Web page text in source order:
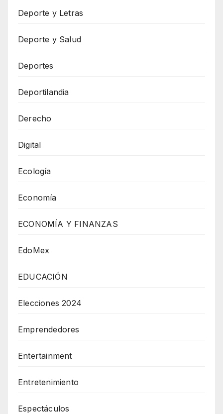
Deporte y Letras
Deporte y Salud
Deportes
Deportilandia
Derecho
Digital
Ecología
Economía
ECONOMÍA Y FINANZAS
EdoMex
EDUCACIÓN
Elecciones 2024
Emprendedores
Entertainment
Entretenimiento
Espectáculos